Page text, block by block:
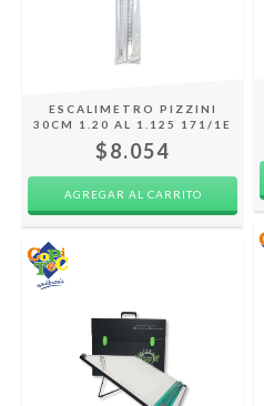
ESCALIMETRO PIZZINI
30CM 1.20 AL 1.125 171/1E
$8.054